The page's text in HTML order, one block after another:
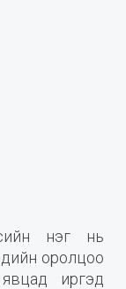
нэг нь
оролцоо
иргэд